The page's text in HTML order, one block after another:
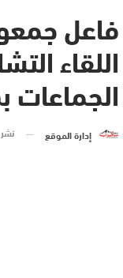
فاعل
اللقاء
الجماعات
إدارة الموقع